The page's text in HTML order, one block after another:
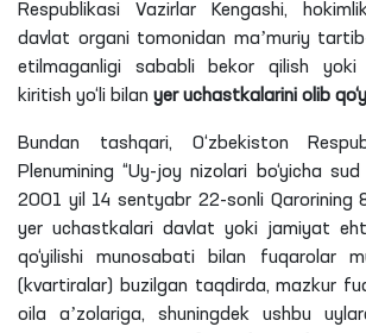
Respublikasi Vazirlar Kengashi,
davlat organi tomonidan maʼmuriy
etilmaganligi sababli bekor qilish yoki
kiritish yo‘li bilan yer uchastkalarini olib
Bundan tashqari, O‘zbekiston
Plenumining “Uy-joy nizolari bo‘yicha
2001 yil 14 sentyabr 22-sonli Qarorining
yer uchastkalari davlat yoki jamiyat
qo‘yilishi munosabati bilan fuqarolar
(kvartiralar) buzilgan taqdirda, mazkur
oila aʼzolariga, shuningdek ushbu